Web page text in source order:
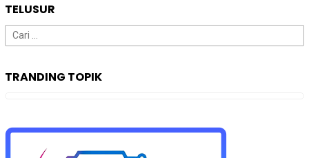
TELUSUR
Cari
untuk:
TRANDING TOPIK